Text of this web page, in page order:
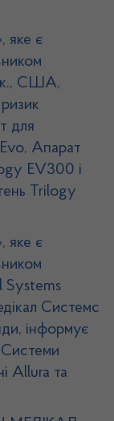
яке є
США,
для
Апарат
EV300 і
Trilogy
яке є
Systems
Системс
інформує
Allura та